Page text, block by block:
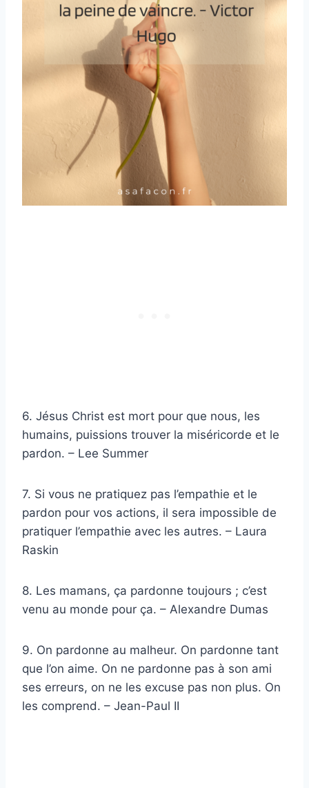
6. Jésus Christ est mort pour que nous, les
humains, puissions trouver la miséricorde et le
pardon. – Lee Summer
7. Si vous ne pratiquez pas l’empathie et le
pardon pour vos actions, il sera impossible de
pratiquer l’empathie avec les autres. – Laura
Raskin
8. Les mamans, ça pardonne toujours ; c’est
venu au monde pour ça. – Alexandre Dumas
9. On pardonne au malheur. On pardonne tant
que l’on aime. On ne pardonne pas à son ami
ses erreurs, on ne les excuse pas non plus. On
les comprend. – Jean-Paul II